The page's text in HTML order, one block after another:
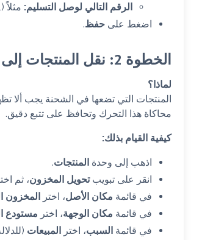
الرقم التالي لوصل التسليم: مثلاً (0001)
اضغط علىحفظ.
الخطوة 2: نقل المنتجات إلى مستودع الشحنة
لماذا؟
المنتجات التي تضعها في الشحنة يجب ألا
محاكاة هذا التحرك وتحافظ على تتبع دقيق.
كيفية القيام بذلك:
اذهب إلى وحدة المنتجات.
انقر على تبويبتحويل المخزون، ثم
في قائمة مكان الأصل، اختر المخزون
في قائمة مكان الوجهة، اختر مستودع
في قائمة السبب، اختر المبيعات